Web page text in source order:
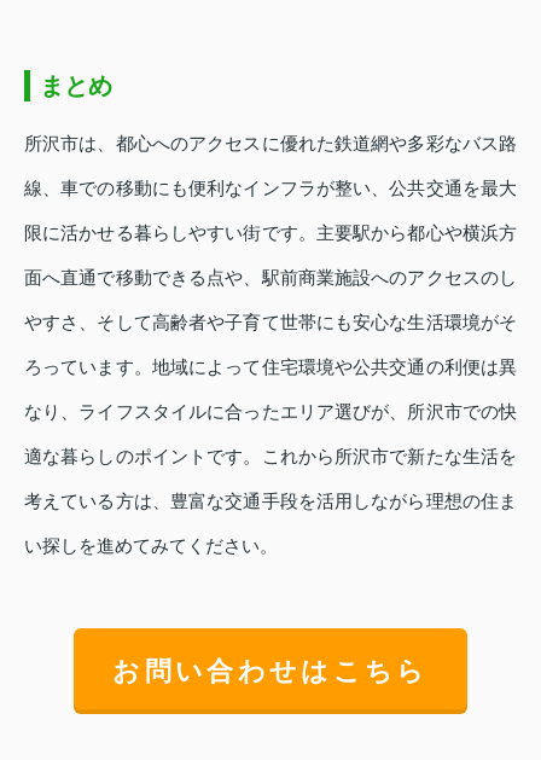
まとめ
所沢市は、都心へのアクセスに優れた鉄道網や多彩なバス路
線、車での移動にも便利なインフラが整い、公共交通を最大
限に活かせる暮らしやすい街です。主要駅から都心や横浜方
面へ直通で移動できる点や、駅前商業施設へのアクセスのし
やすさ、そして高齢者や子育て世帯にも安心な生活環境がそ
ろっています。地域によって住宅環境や公共交通の利便は異
なり、ライフスタイルに合ったエリア選びが、所沢市での快
適な暮らしのポイントです。これから所沢市で新たな生活を
考えている方は、豊富な交通手段を活用しながら理想の住ま
い探しを進めてみてください。
お問い合わせはこちら